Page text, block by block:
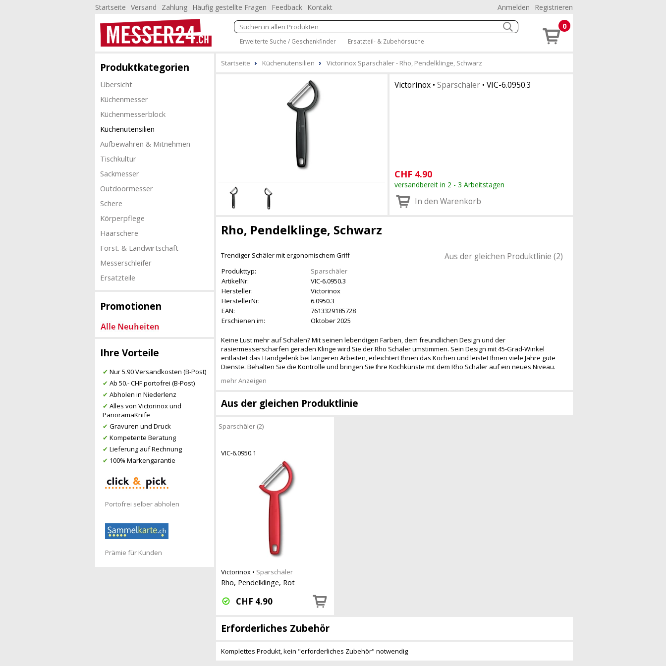
Startseite Versand Zahlung Häufig gestellte Fragen Feedback Kontakt Anmelden Registrieren
Erweiterte Suche / Geschenkfinder Ersatzteil- & Zubehörsuche
0
Produktkategorien
Übersicht
Küchenmesser
Küchenmesserblock
Küchenutensilien
Aufbewahren & Mitnehmen
Tischkultur
Sackmesser
Outdoormesser
Schere
Körperpflege
Haarschere
Forst. & Landwirtschaft
Messerschleifer
Ersatzteile
Promotionen
Ihre Vorteile
✔ Nur 5.90 Versandkosten (B-Post)
✔ Ab 50.- CHF portofrei (B-Post)
✔ Abholen in Niederlenz
✔ Alles von Victorinox und
PanoramaKnife
✔ Gravuren und Druck
✔ Kompetente Beratung
✔ Lieferung auf Rechnung
✔ 100% Markengarantie
Portofrei selber abholen
Prämie für Kunden
Startseite Küchenutensilien Victorinox Sparschäler - Rho, Pendelklinge, Schwarz
Victorinox• Sparschäler• VIC-6.0950.3
CHF 4.90
versandbereit in 2 - 3 Arbeitstagen
In den Warenkorb
Rho, Pendelklinge, Schwarz
Trendiger Schäler mit ergonomischem Griff
Produkttyp:
Sparschäler
ArtikelNr:
VIC-6.0950.3
Hersteller:
Victorinox
HerstellerNr:
6.0950.3
EAN:
7613329185728
Erschienen im:
Oktober 2025
Aus der gleichen Produktlinie (2)
Keine Lust mehr auf Schälen? Mit seinen lebendigen Farben, dem freundlichen Design und der
rasiermesserscharfen geraden Klinge wird Sie der Rho Schäler umstimmen. Sein Design mit 45-Grad-Winkel
entlastet das Handgelenk bei längeren Arbeiten, erleichtert Ihnen das Kochen und leistet Ihnen viele Jahre gute
Dienste. Behalten Sie die Kontrolle und bringen Sie Ihre Kochkünste mit dem Rho Schäler auf ein neues Niveau.
mehr Anzeigen
Aus der gleichen Produktlinie
Sparschäler (2)
VIC-6.0950.1
Victorinox • Sparschäler
Rho, Pendelklinge, Rot
CHF 4.90
Erforderliches Zubehör
Komplettes Produkt, kein "erforderliches Zubehör" notwendig